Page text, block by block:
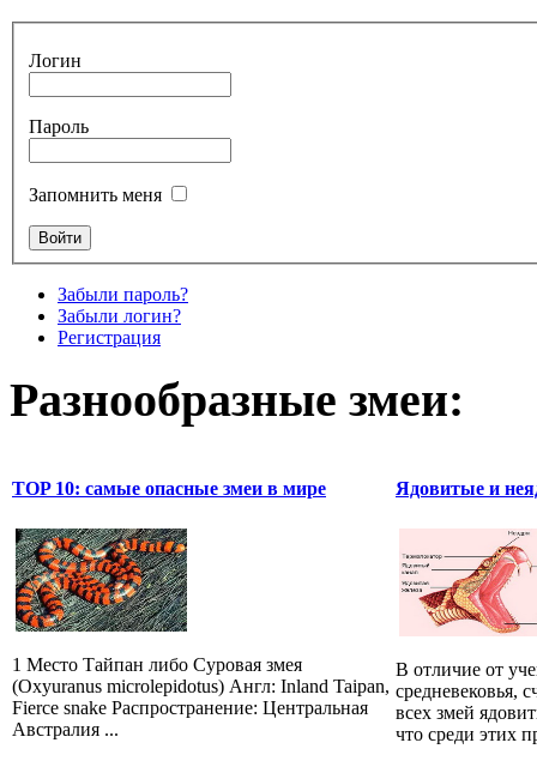
Логин
Пароль
Запомнить меня
Забыли пароль?
Забыли логин?
Регистрация
Разнообразные змеи:
TOP 10: самые опасные змеи в мире
1 Место Тайпан либо Суровая змея
(Oxyuranus microlepidotus) Англ: Inland Taipan,
Fierce snake Распространение: Центральная
Австралия ...
Ядовитые и
В отличие от
средневековья,
всех змей
что среди этих